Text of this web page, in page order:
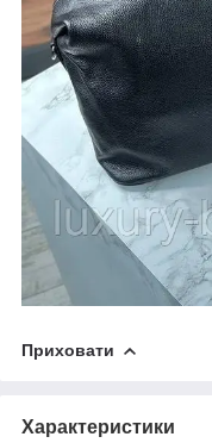
Приховати
Характеристики